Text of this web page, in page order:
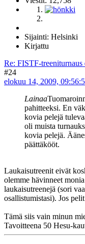
Sijainti: Helsinki
Kirjattu
Re: FISTF-treeniturnaus
#24
elokuu 14, 2009,
Lainaa
pahitteeksi. En
kovia pelejä
oli muista
kovia pelejä.
päättäkööt.
Laukaisutreenit eivät
olemme hävinneet
laukaisutreenejä (sori
osallistumistasi). Jos
Tämä siis vain minun
Tavoitteena 50 Hesu-